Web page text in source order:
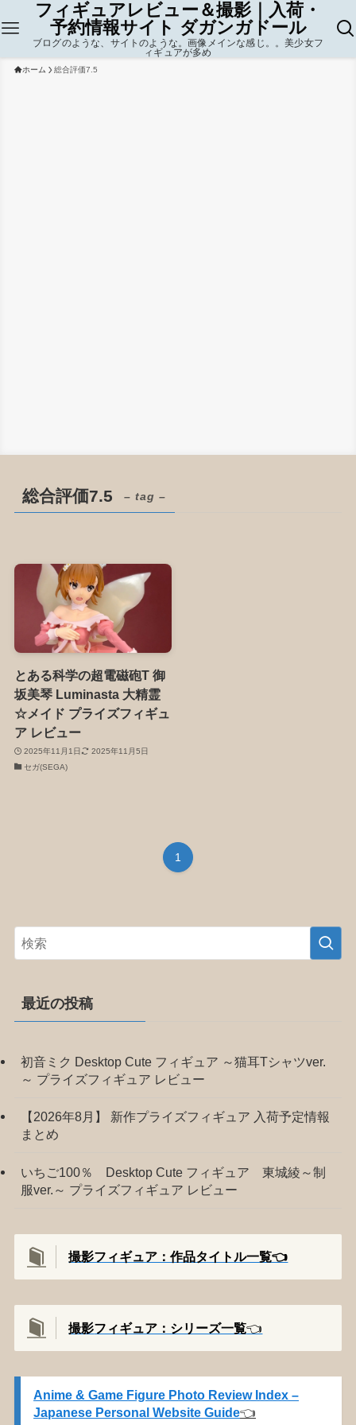
フィギュアレビュー＆撮影｜入荷・
予約情報サイト ダガンガドール
ブログのような、サイトのような。画像メインな感じ。。美少女フ
ィギュアが多め
ホーム 総合評価7.5
総合評価7.5 – tag –
とある科学の超電磁砲T 御
坂美琴 Luminasta 大精霊
☆メイド プライズフィギュ
ア レビュー
2025年11月1日
2025年11月5日
セガ(SEGA)
1
最近の投稿
初音ミク Desktop Cute フィギュア ～猫耳Tシャツver.
～ プライズフィギュア レビュー
【2026年8月】 新作プライズフィギュア 入荷予定情報
まとめ
いちご100％ Desktop Cute フィギュア 東城綾～制
服ver.～ プライズフィギュア レビュー
撮影フィギュア：作品タイトル一覧👈️
撮影フィギュア：シリーズ一覧👈️
Anime & Game Figure Photo Review Index –
Japanese Personal Website Guide👈️